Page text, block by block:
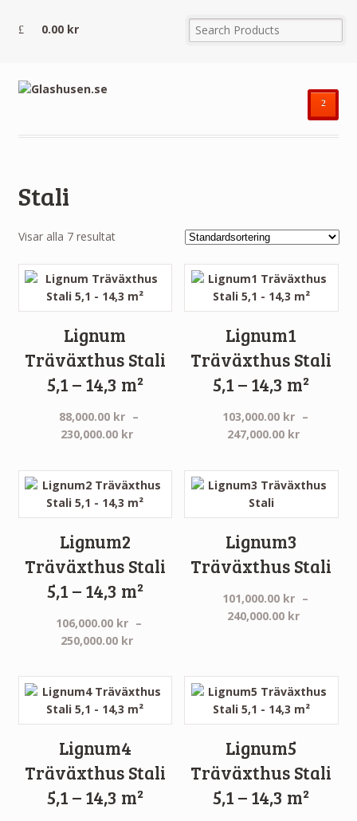
0.00 kr
²
Stali
Visar alla 7 resultat
Lignum
Träväxthus Stali
5,1 – 14,3 m²
88,000.00 kr –
230,000.00 kr
till
230,000.00 kr
Lignum1
Träväxthus Stali
5,1 – 14,3 m²
103,000.00 kr –
247,000.00 kr
till
Lignum2
Träväxthus Stali
5,1 – 14,3 m²
106,000.00 kr –
250,000.00 kr
till
250,000.00 kr
Lignum3
Träväxthus Stali
101,000.00 kr –
240,000.00 kr
Lignum4
Träväxthus Stali
5,1 – 14,3 m²
Lignum5
Träväxthus Stali
5,1 – 14,3 m²